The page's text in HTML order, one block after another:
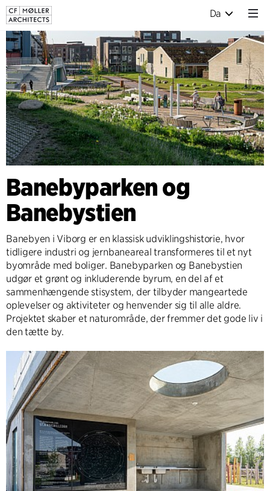
Da
Banebyparken og
Banebystien
Banebyen i Viborg er en klassisk udviklingshistorie, hvor
tidligere industri og jernbaneareal transformeres til et nyt
byområde med boliger. Banebyparken og Banebystien
udgør et grønt og inkluderende byrum, en del af et
sammenhængende stisystem, der tilbyder mangeartede
oplevelser og aktiviteter og henvender sig til alle aldre.
Projektet skaber et naturområde, der fremmer det gode liv i
den tætte by.